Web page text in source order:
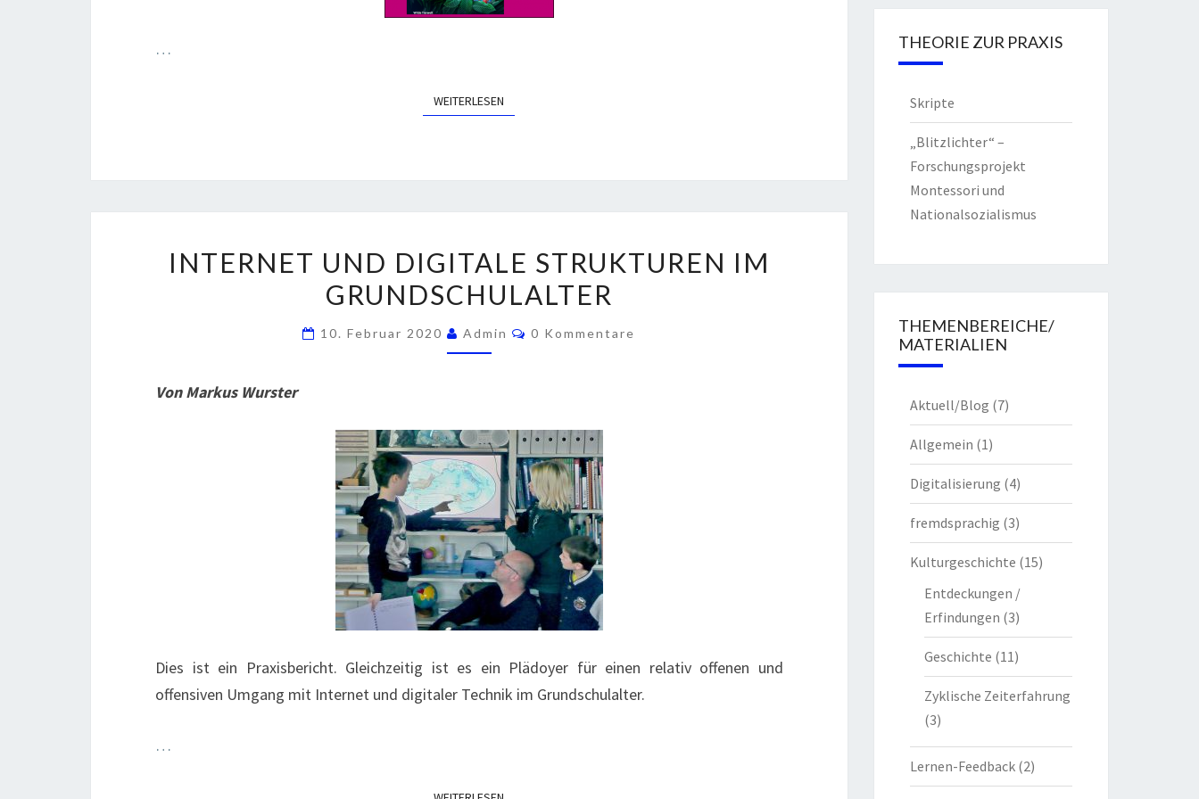
…
WEITERLESEN
N
T
R
T
U
N
D
D
I
G
I
A
L
INTERNET UND DIGITALE STRUKTUREN IM
GRUNDSCHULALTER
10. Februar 2020 Admin
K
A
R
E
0 Kommentare
Von Markus Wurster
Dies ist ein Praxisbericht. Gleichzeitig ist es ein Plädoyer für einen relativ offenen und
offensiven Umgang mit Internet und digitaler Technik im Grundschulalter.
…
THEORIE ZUR PRAXIS
Skripte
„Blitzlichter“ –
Forschungsprojekt
Montessori und
Nationalsozialismus
THEMENBEREICHE/
MATERIALIEN
Aktuell/Blog (7)
Allgemein (1)
Digitalisierung (4)
fremdsprachig (3)
Kulturgeschichte (15)
Entdeckungen /
Erfindungen (3)
Geschichte (11)
Zyklische Zeiterfahrung
(3)
Lernen-Feedback(2)